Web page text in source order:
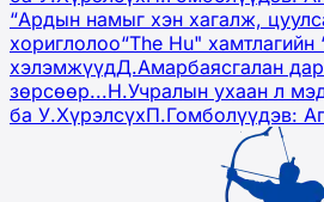
“Ардын намыг хэн хагалж,
хориглолоо“The Hu"
хэлэмжүүдД.Амарбаясгалан
зөрсөөр...Н.Учралын ухаан л
ба У.ХүрэлсүхП.Гомболүүдэв: